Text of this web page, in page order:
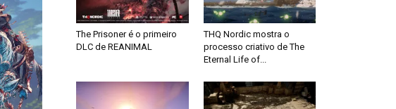
The Prisoner é o primeiro
DLC de REANIMAL
THQ Nordic mostra o
processo criativo de The
Eternal Life of...